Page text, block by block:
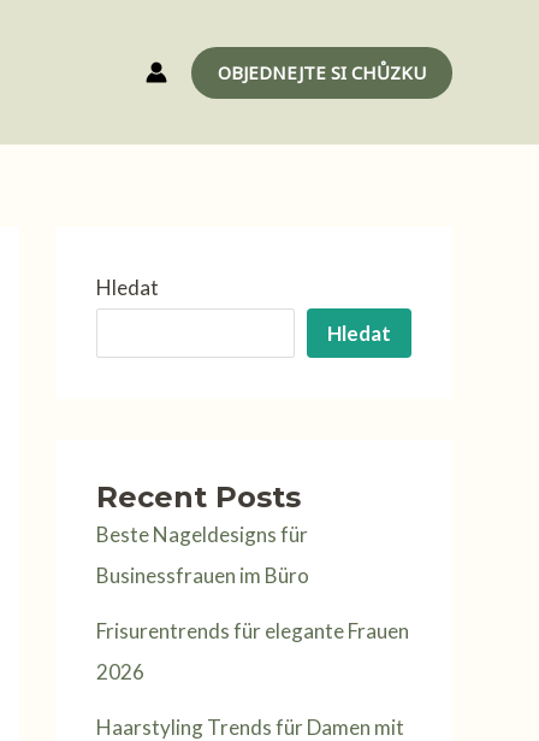
OBJEDNEJTE SI CHŮZKU
Hledat
Hledat
Recent Posts
Beste Nageldesigns für
Businessfrauen im Büro
Frisurentrends für elegante Frauen
2026
Haarstyling Trends für Damen mit